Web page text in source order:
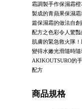
霜調製手作保濕霜
製成的青蘋果保濕
篇保濕霜的做法自
配方之色彩令人驚
肌膚的緊急救火隊
變得水嫩光滑隨時
AKIKOUTSURO的
配方
商品規格